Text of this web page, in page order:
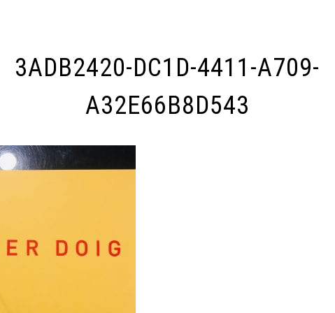
3ADB2420-DC1D-4411-A709-
A32E66B8D543